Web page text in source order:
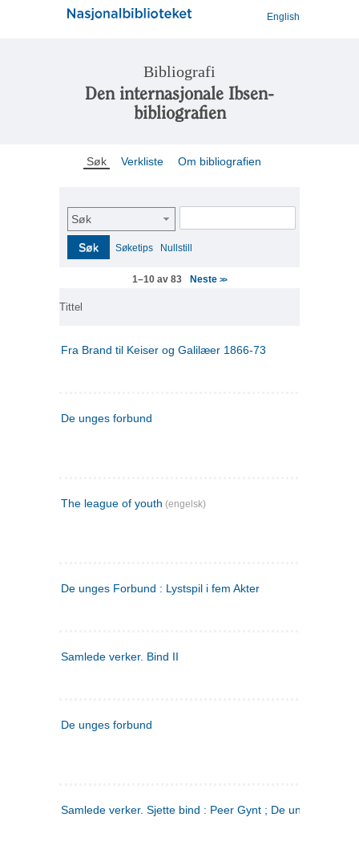
English
Bibliografi
Den internasjonale Ibsen-
bibliografien
Søk Verkliste Om bibliografien
Søk
Søk Søketips Nullstill
1–10 av 83 Neste>>
Tittel
Fra Brand til Keiser og Galilæer 1866-73
De unges forbund
The league of youth (engelsk)
De unges Forbund : Lystspil i fem Akter
Samlede verker. Bind II
De unges forbund
Samlede verker. Sjette bind : Peer Gynt ; De unges